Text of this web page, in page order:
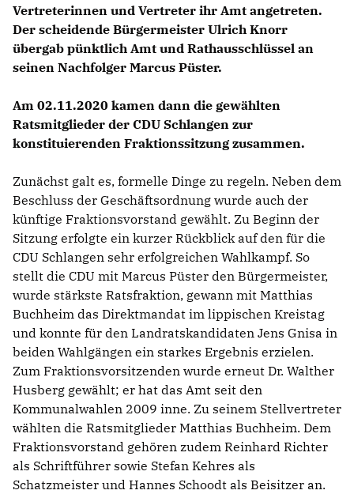
Vertreterinnen und Vertreter ihr Amt angetreten.
Der scheidende Bürgermeister Ulrich Knorr
übergab pünktlich Amt und Rathausschlüssel an
seinen Nachfolger Marcus Püster.
Am 02.11.2020 kamen dann die gewählten
Ratsmitglieder der CDU Schlangen zur
konstituierenden Fraktionssitzung zusammen.
Zunächst galt es, formelle Dinge zu regeln. Neben dem
Beschluss der Geschäftsordnung wurde auch der
künftige Fraktionsvorstand gewählt. Zu Beginn der
Sitzung erfolgte ein kurzer Rückblick auf den für die
CDU Schlangen sehr erfolgreichen Wahlkampf. So
stellt die CDU mit Marcus Püster den Bürgermeister,
wurde stärkste Ratsfraktion, gewann mit Matthias
Buchheim das Direktmandat im lippischen Kreistag
und konnte für den Landratskandidaten Jens Gnisa in
beiden Wahlgängen ein starkes Ergebnis erzielen.
Zum Fraktionsvorsitzenden wurde erneut Dr. Walther
Husberg gewählt; er hat das Amt seit den
Kommunalwahlen 2009 inne. Zu seinem Stellvertreter
wählten die Ratsmitglieder Matthias Buchheim. Dem
Fraktionsvorstand gehören zudem Reinhard Richter
als Schriftführer sowie Stefan Kehres als
Schatzmeister und Hannes Schoodt als Beisitzer an.